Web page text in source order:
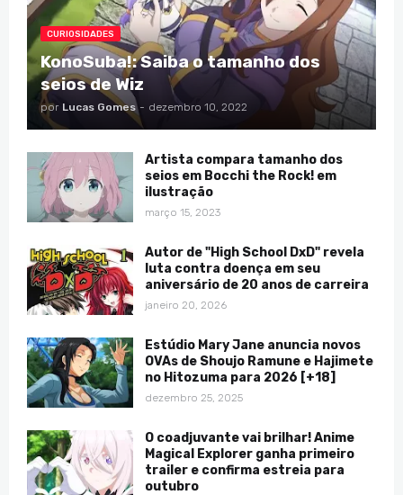
CURIOSIDADES
KonoSuba!: Saiba o tamanho dos
seios de Wiz
por Lucas Gomes - dezembro 10, 2022
Artista compara tamanho dos
seios em Bocchi the Rock! em
ilustração
março 15, 2023
Autor de "High School DxD" revela
luta contra doença em seu
aniversário de 20 anos de carreira
janeiro 20, 2026
Estúdio Mary Jane anuncia novos
OVAs de Shoujo Ramune e Hajimete
no Hitozuma para 2026 [+18]
dezembro 25, 2025
O coadjuvante vai brilhar! Anime
Magical Explorer ganha primeiro
trailer e confirma estreia para
outubro